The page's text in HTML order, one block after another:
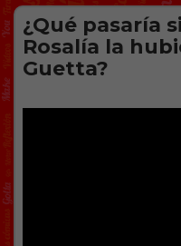
¿Qué pasaría
Rosalía la
Guetta?